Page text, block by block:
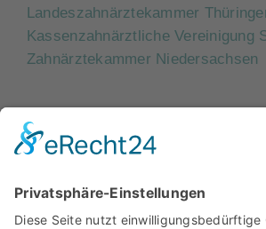
Landeszahnärztekammer
Kassenzahnärztliche Vereinigung
Zahnärztekammer Niedersachsen
ZahnRat
Facebook